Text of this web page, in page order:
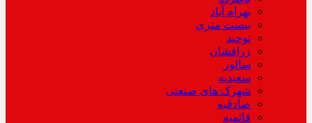
بهرام آباد
بیست متری
توحید
زرافشان
سالور
سعیدیه
شهرک های صنعتی
صادقیه
قائمیه